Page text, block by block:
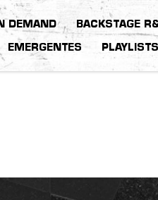
DEMAND BACKSTAGE
EMERGENTES PLAYLISTS